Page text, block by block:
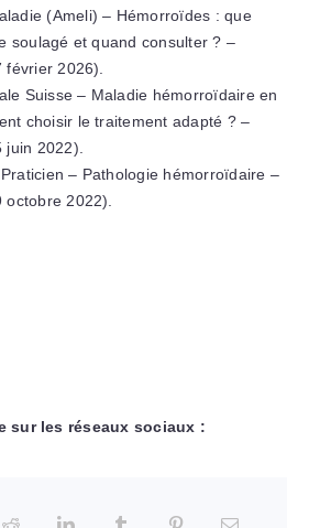
(Ameli) – Hémorroïdes : que
soulagé et quand consulter ? –
février 2026).
Suisse – Maladie hémorroïdaire en
choisir le traitement adapté ? –
juin 2022).
– Pathologie hémorroïdaire –
octobre 2022).
sur les réseaux sociaux :